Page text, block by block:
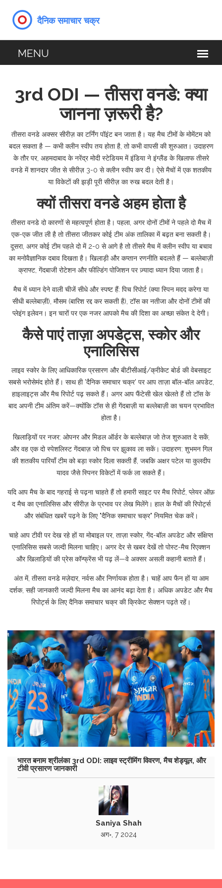
3rd ODI — तीसरा वनडे: क्या
जानना ज़रूरी है?
तीसरा वनडे अक्सर सीरीज़ का टर्निंग पॉइंट बन जाता है। यह मैच टीमों के मोमेंटम को
बदल सकता है — कभी क्लीन स्वीप तय होता है, तो कभी वापसी की शुरुआत। उदाहरण
के तौर पर, अहमदाबाद के नरेंद्र मोदी स्टेडियम में इंडिया ने इंग्लैंड के खिलाफ तीसरे
वनडे में शानदार जीत से सीरीज़ 3-0 से क्लीन स्वीप कर दी। ऐसे मैचों में एक शतकीय
या विकेटों की झड़ी पूरी सीरीज़ का रुख बदल देती है।
क्यों तीसरा वनडे अहम होता है
तीसरा वनडे दो कारणों से महत्वपूर्ण होता है। पहला, अगर दोनों टीमों ने पहले दो मैच में
एक-एक जीत ली है तो तीसरा जीतकर कोई टीम अंक तालिका में बढ़त बना सकती है।
दूसरा, अगर कोई टीम पहले दो में 2-0 से आगे है तो तीसरे मैच में क्लीन स्वीप या बचाव
का मनोवैज्ञानिक दबाव दिखता है। खिलाड़ी और कप्तान रणनीति बदलते हैं — बल्लेबाज़ी
क्राफ्ट, गेंदबाजी रोटेशन और फील्डिंग पोजिशन पर ज़्यादा ध्यान दिया जाता है।
मैच में ध्यान देने वाली चीजें सीधे और स्पष्ट हैं: पिच रिपोर्ट (क्या स्पिन मदद करेगा या
सीधी बल्लेबाज़ी), मौसम (बारिश रद्द कर सकती है), टॉस का नतीजा और दोनों टीमों की
प्लेइंग इलेवन। इन चारों पर एक नजर आपको मैच की दिशा का अच्छा संकेत दे देगी।
कैसे पाएं ताज़ा अपडेट्स, स्कोर और
एनालिसिस
लाइव स्कोर के लिए आधिकारिक प्रसारण और बीटीसीआई/क्रीकेट बोर्ड की वेबसाइट
सबसे भरोसेमंद होते हैं। साथ ही 'दैनिक समाचार चक्र' पर आप ताज़ा बॉल-बॉल अपडेट,
हाइलाइट्स और मैच रिपोर्ट पढ़ सकते हैं। अगर आप फैंटेसी खेल खेलते हैं तो टॉस के
बाद अपनी टीम अंतिम करें—क्योंकि टॉस से ही गेंदबाज़ी या बल्लेबाज़ी का चयन प्रभावित
होता है।
खिलाड़ियों पर नजर: ओपनर और मिडल ऑर्डर के बल्लेबाज़ जो तेज शुरुआत दे सकें,
और वह एक दो स्पेशलिस्ट गेंदबाज़ जो पिच पर झुकाव ला सकें। उदाहरण: शुभमन गिल
की शतकीय पारियाँ टीम को बड़ा स्कोर दिला सकती हैं, जबकि अक्षर पटेल या कुलदीप
यादव जैसे स्पिनर विकेटों में फर्क ला सकते हैं।
यदि आप मैच के बाद गहराई से पढ़ना चाहते हैं तो हमारी साइट पर मैच रिपोर्ट, प्लेयर ऑफ़
द मैच का एनालिसिस और सीरीज़ के प्रभाव पर लेख मिलेंगे। हाल के मैचों की रिपोर्ट्स
और संबंधित खबरें पढ़ने के लिए "दैनिक समाचार चक्र" नियमित चेक करें।
चाहे आप टीवी पर देख रहे हों या मोबाइल पर, ताज़ा स्कोर, गेंद-बॉल अपडेट और संक्षिप्त
एनालिसिस सबसे जल्दी मिलना चाहिए। अगर देर से खबर देखें तो पोस्ट-मैच रिएक्शन
और खिलाड़ियों की प्रेस कॉन्फ्रेंस भी पढ़ लें—वे अक्सर असली कहानी बताते हैं।
अंत में, तीसरा वनडे मज़ेदार, नर्वस और निर्णायक होता है। चाहें आप फैन हों या आम
दर्शक, सही जानकारी जल्दी मिलना मैच का आनंद बढ़ा देता है। अधिक अपडेट और मैच
रिपोर्ट्स के लिए दैनिक समाचार चक्र की क्रिकेट सेक्शन पढ़ते रहें।
भारत बनाम श्रीलंका 3rd ODI: लाइव स्ट्रीमिंग विवरण, मैच शेड्यूल, और
टीवी प्रसारण जानकारी
Saniya Shah
अग॰, 7 2024